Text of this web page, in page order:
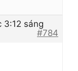
3:12 sáng
#784